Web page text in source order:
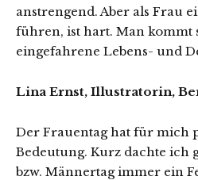
anstrengend. Aber als Frau
führen, ist hart. Man kommt
eingefahrene Lebens- und
Lina Ernst, Illustratorin,
Der Frauentag hat für mich
Bedeutung. Kurz dachte ich
bzw. Männertag immer ein